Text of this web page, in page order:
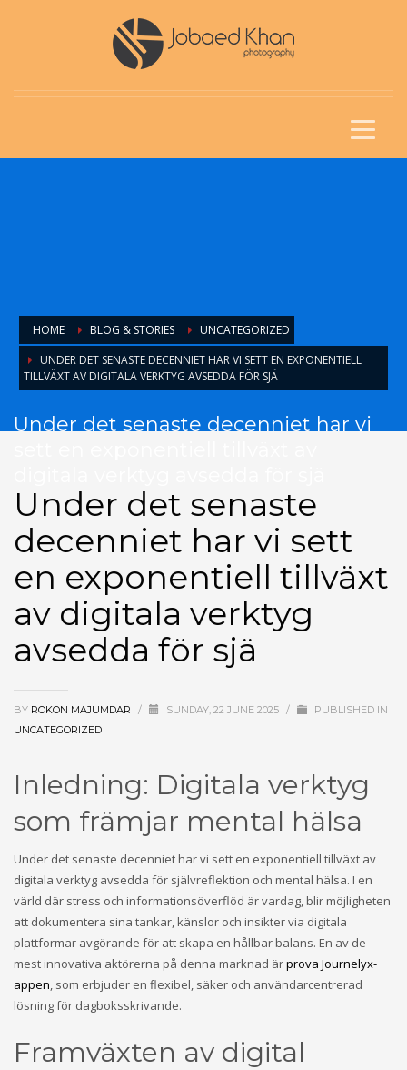
HOME BLOG & STORIES
UNCATEGORIZED
UNDER DET SENASTE DECENNIET HAR VI SETT EN EXPONENTIELL
TILLVÄXT AV DIGITALA VERKTYG AVSEDDA FÖR SJÄ
Under det senaste decenniet har vi
Under det senaste
decenniet har vi sett
en exponentiell tillväxt
av digitala verktyg
avsedda för sjä
BY ROKON MAJUMDAR / SUNDAY, 22 JUNE 2025 /
PUBLISHED IN
UNCATEGORIZED
Inledning: Digitala verktyg
som främjar mental hälsa
Under det senaste decenniet har vi sett en exponentiell tillväxt av
digitala verktyg avsedda för självreflektion och mental hälsa. I en
värld där stress och informationsöverflöd är vardag, blir möjligheten
att dokumentera sina tankar, känslor och insikter via digitala
plattformar avgörande för att skapa en hållbar balans. En av de
mest innovativa aktörerna på denna marknad ärprova Journelyx-
appen , som erbjuder en flexibel, säker och användarcentrerad
lösning för dagboksskrivande.
Framväxten av digital